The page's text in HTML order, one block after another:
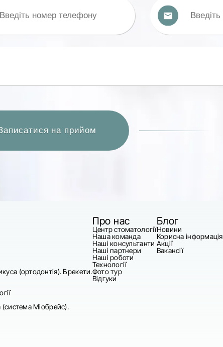
(ортодонтія). Брекети.
(система Міобрейс).
Про нас
Центр стоматології
Наша команда
Наші консультанти
Наші партнери
Наші роботи
Технології
Фото тур
Відгуки
Блог
Новини
Корисна інформація
Акції
Вакансії